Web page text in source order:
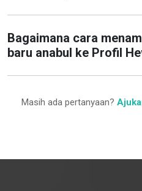
Bagaimana cara
baru anabul ke Profil
Masih ada pertanyaan?